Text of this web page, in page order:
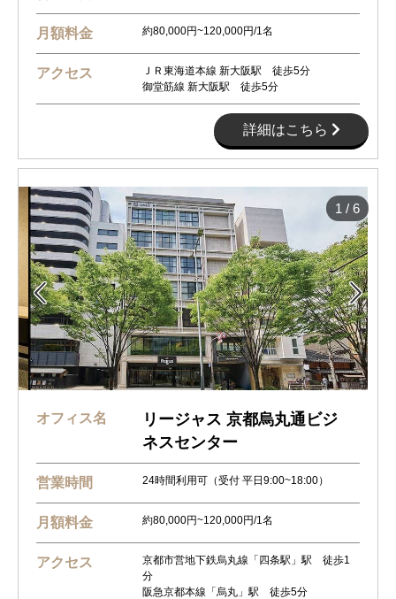
月額料金 約80,000円~120,000円/1名
アクセス
ＪＲ東海道本線 新大阪駅 徒歩5分
御堂筋線 新大阪駅 徒歩5分
詳細はこちら
 
1 / 6
オフィス名
リージャス 京都烏丸通ビジ
ネスセンター
営業時間 24時間利用可（受付 平日9:00~18:00）
月額料金 約80,000円~120,000円/1名
アクセス
京都市営地下鉄烏丸線「四条駅」駅 徒歩1
分
阪急京都本線「烏丸」駅 徒歩5分